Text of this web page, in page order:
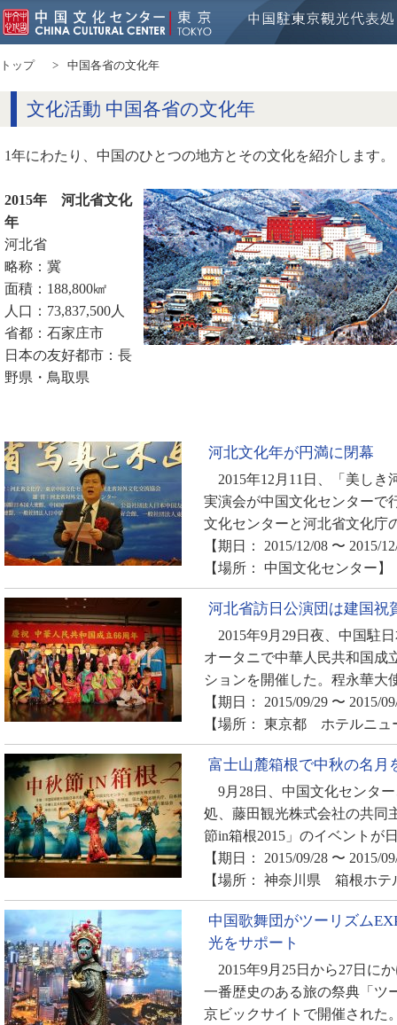
トップ 中国各省の文化年
文化活動 中国各省の文化年
1年にわたり、中国のひとつの地方とその文化を紹介します。
2015年 河北省文化
年
河北省
略称：冀
面積：188,800㎢
人口：73,837,500人
省都：石家庄市
日本の友好都市：長
野県・鳥取県
河北文化年が円満に閉幕
2015年12月11日、「美しき
実演会が中国文化センターで
文化センターと河北省文化庁
【期日： 2015/12/08 〜 2015/
【場所： 中国文化センター】
河北省訪日公演団は建国祝
2015年9月29日夜、中国駐
オータニで中華人民共和国成
ションを開催した。程永華
【期日： 2015/09/29 〜 2015/
【場所： 東京都 ホテルニュ
富士山麓箱根で中秋の名月
9月28日、中国文化センタ
処、藤田観光株式会社の共同
節in箱根2015」のイベントが
【期日： 2015/09/28 〜 2015/
【場所： 神奈川県 箱根ホテ
中国歌舞団がツーリズム
光をサポート
2015年9月25日から27日に
一番歴史のある旅の祭典「ツ
京ビックサイトで開催された